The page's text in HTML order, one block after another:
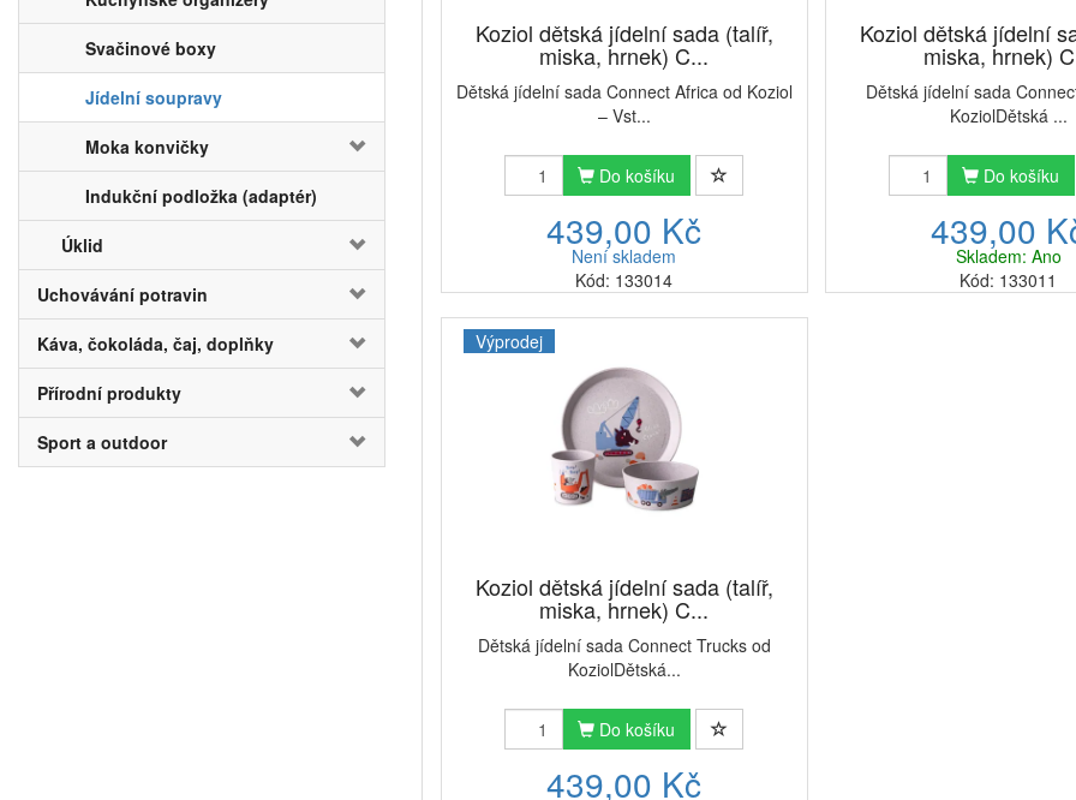
Svačinové boxy
Jídelní soupravy
Moka konvičky
Indukční podložka (adaptér)
Úklid
Uchovávání potravin
Káva, čokoláda, čaj, doplňky
Přírodní produkty
Sport a outdoor
Koziol dětská jídelní sada (talíř,
miska, hrnek) C...
Dětská jídelní sada Connect Africa od Koziol
– Vst...
Do košíku
439,00 Kč
Není skladem
Kód: 133014
Koziol dětská jídelní
miska, hrnek)
Dětská jídelní sada
KoziolDětská ...
Do košíku
439,00
Skladem: Ano
Kód: 133011
Výprodej
Koziol dětská jídelní sada (talíř,
miska, hrnek) C...
Dětská jídelní sada Connect Trucks od
KoziolDětská...
Do košíku
439,00 Kč